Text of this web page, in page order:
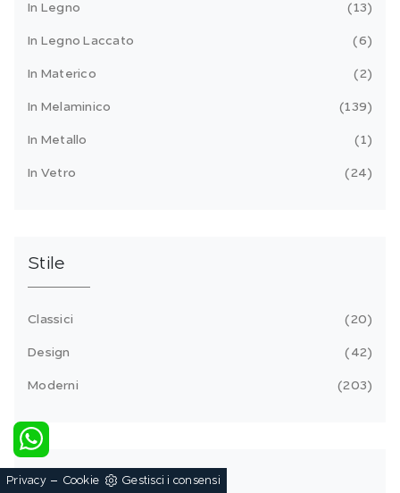
In Legno 13
In Legno Laccato 6
In Materico 2
In Melaminico 139
In Metallo 1
In Vetro 24
Stile
Classici 20
Design 42
Moderni 203
Tipologia
Privacy- Cookie Gestisci i consensi